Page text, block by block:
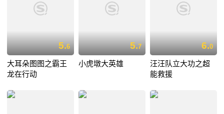
5.6
大耳朵图图之霸王
龙在行动
5.7
小虎墩大英雄
6.0
汪汪队立大功之超
能救援